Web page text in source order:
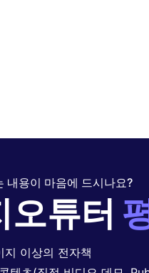
내용이 마음에 드시나요?
오튜터
지 이상의 전자책